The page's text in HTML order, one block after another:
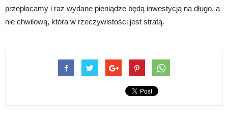
przepłacamy i raz wydane pieniądze będą inwestycją na długo, a
nie chwilową, która w rzeczywistości jest stratą.